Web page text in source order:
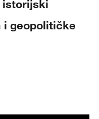
istorijski
i geopolitičke